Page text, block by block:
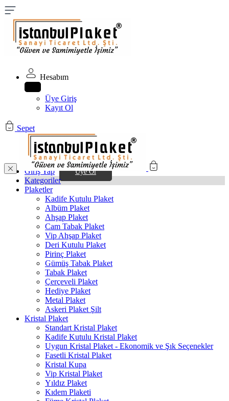
Hesabım
Üye Giriş
Kayıt Ol
Sepet
Giriş Yap Üye Ol
Kategoriler
Plaketler
Kadife Kutulu Plaket
Albüm Plaket
Ahşap Plaket
Cam Tabak Plaket
Vip Ahşap Plaket
Deri Kutulu Plaket
Pirinç Plaket
Gümüş Tabak Plaket
Tabak Plaket
Çerçeveli Plaket
Hediye Plaket
Metal Plaket
Askeri Plaket Şilt
Kristal Plaket
Standart Kristal Plaket
Kadife Kutulu Kristal Plaket
Uygun Kristal Plaket - Ekonomik ve Şık Seçenekler
Fasetli Kristal Plaket
Kristal Kupa
Vip Kristal Plaket
Yıldız Plaket
Kıdem Plaketi